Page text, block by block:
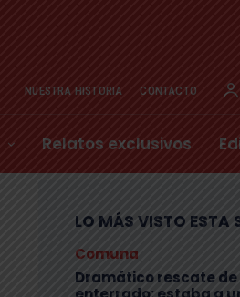
NUESTRA HISTORIA CONTACTO
Relatos exclusivos
LO MÁS VISTO ESTA
Comuna
Dramático rescate